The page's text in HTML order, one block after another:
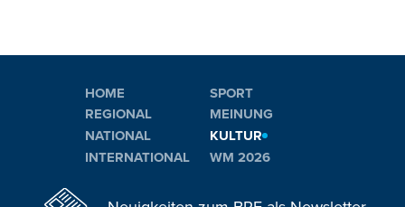
HOME
REGIONAL
NATIONAL
INTERNATIONAL
SPORT
MEINUNG
KULTUR
WM 2026